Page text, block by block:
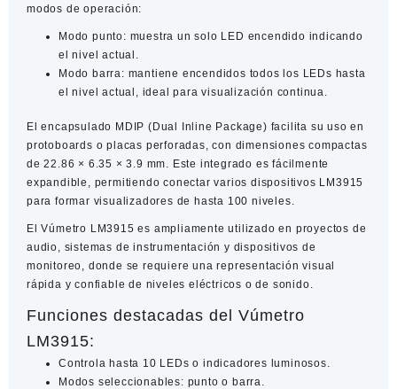
modos de operación:
Modo punto: muestra un solo LED encendido indicando
el nivel actual.
Modo barra: mantiene encendidos todos los LEDs hasta
el nivel actual, ideal para visualización continua.
El encapsulado MDIP (Dual Inline Package) facilita su uso en
protoboards o placas perforadas, con dimensiones compactas
de22.86 × 6.35 × 3.9 mm. Este integrado es fácilmente
expandible, permitiendo conectar varios dispositivos LM3915
para formar visualizadores de hasta 100 niveles.
ElVúmetro LM3915 es ampliamente utilizado en proyectos de
audio, sistemas de instrumentación y dispositivos de
monitoreo, donde se requiere una representación visual
rápida y confiable de niveles eléctricos o de sonido.
Funciones destacadas del Vúmetro
LM3915:
Controla hasta 10 LEDs o indicadores luminosos.
Modos seleccionables: punto o barra.